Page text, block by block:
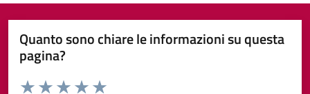
Quanto sono chiare le informazioni su questa
pagina?
Valuta da 1 a 5 stelle la pagina